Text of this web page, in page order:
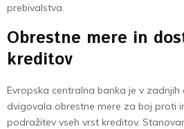
prebivalstva.
Obrestne mere in
kreditov
Evropska centralna banka je v
dvigovala obrestne mere za boj proti
podražitev vseh vrst kreditov.